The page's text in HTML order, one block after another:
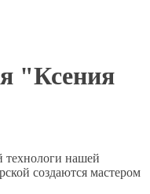
"Ксения
технологи нашей
создаются мастером